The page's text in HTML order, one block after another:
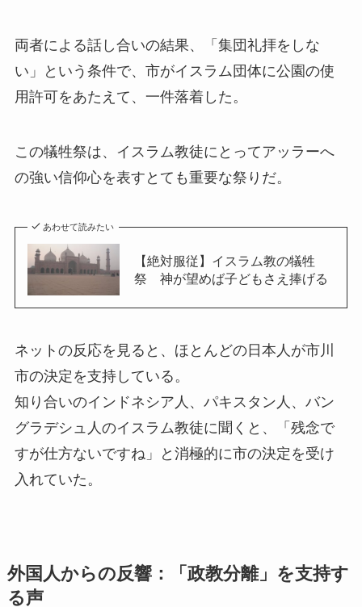
両者による話し合いの結果、「集団礼拝をしな
い」という条件で、市がイスラム団体に公園の使
用許可をあたえて、一件落着した。
この犠牲祭は、イスラム教徒にとってアッラーへ
の強い信仰心を表すとても重要な祭りだ。
あわせて読みたい
【絶対服従】イスラム教の犠牲
祭 神が望めば子どもさえ捧げる
ネットの反応を見ると、ほとんどの日本人が市川
市の決定を支持している。
知り合いのインドネシア人、パキスタン人、バン
グラデシュ人のイスラム教徒に聞くと、「残念で
すが仕方ないですね」と消極的に市の決定を受け
入れていた。
外国人からの反響：「政教分離」を支持す
る声